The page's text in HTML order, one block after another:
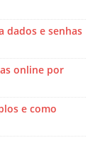
dados e senhas
online por
e como